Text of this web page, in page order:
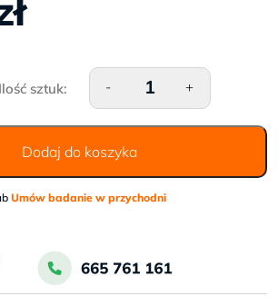
ilość Badanie WES
- +
Dodaj do koszyka
Umów badanie w przychodni